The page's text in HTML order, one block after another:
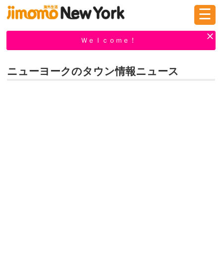
☰
Ｗｅｌｃｏｍｅ！
ニューヨークのタウン情報ニュース